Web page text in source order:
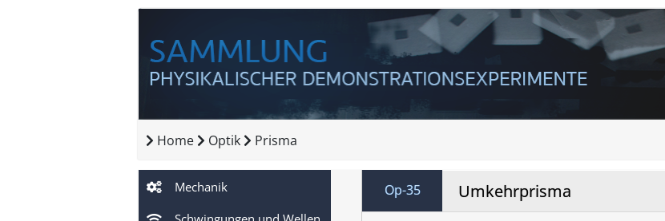
Home Optik Prisma
Mechanik
Op-35 Umkehrprisma